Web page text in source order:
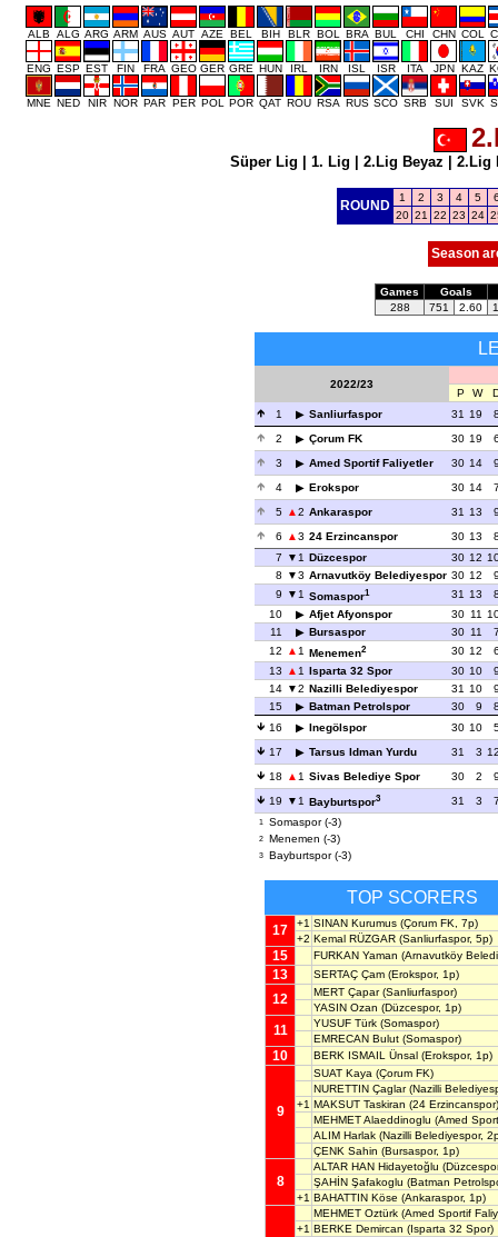
ALB ALG ARG ARM AUS AUT AZE BEL BIH BLR BOL BRA BUL CHI CHN COL
ENG ESP EST FIN FRA GEO GER GRE HUN IRL IRN ISL ISR ITA JPN KAZ
MNE NED NIR NOR PAR PER POL POR QAT ROU RSA RUS SCO SRB SUI SVK
Süper Lig 1. Lig 2.Lig Beyaz 2.Lig
ROUND
1 2 3 4 5
20 21 22 23 24
Season
Games
Goals
288
751 2.60
2022/23
P W
1
Sanliurfaspor 31 19
2
Çorum FK 30 19
3
Amed Sportif Faliyetler 30 14
4
Erokspor 30 14
5
2 Ankaraspor 31 13
6
3 24 Erzincanspor 30 13
7
1 Düzcespor 30 12
8
3 Arnavutköy Belediyespor 30 12
9
1 Somaspor1 31 13
10
Afjet Afyonspor 30 11
11
Bursaspor 30 11
12
1 Menemen2 30 12
13
1 Isparta 32 Spor 30 10
14
2 Nazilli Belediyespor 31 10
15
Batman Petrolspor 30 9
16
Inegölspor 30 10
17
Tarsus Idman Yurdu 31 3
18
1 Sivas Belediye Spor 30 2
19
1 Bayburtspor3 31 3
1 Somaspor (-3)
2 Menemen (-3)
3 Bayburtspor (-3)
TOP SCORERS
17 +1 SINAN Kurumus (Çorum FK, 7p)
+2 Kemal RÜZGAR (Sanliurfaspor, 5p)
15 FURKAN Yaman (Arnavutköy
13 SERTAÇ Çam (Erokspor, 1p)
12 MERT Çapar(Sanliurfaspor)
YASIN Ozan (Düzcespor, 1p)
11 YUSUF Türk (Somaspor)
EMRECAN Bulut (Somaspor)
10 BERK ISMAIL Ünsal (Erokspor, 1p)
9
SUAT Kaya (Çorum FK)
NURETTIN Çaglar(Nazilli
+1 MAKSUT Taskiran (24 Erzincanspor)
MEHMET Alaeddinoglu (Amed
ALIM Harlak (Nazilli Belediyespor,
ÇENK Sahin (Bursaspor, 1p)
8
ALTAR HAN Hidayetoğlu
ŞAHİN Şafakoglu (Batman
+1 BAHATTIN Köse (Ankaraspor, 1p)
MEHMET Oztürk (Amed Sportif
+1 BERKE Demircan (Isparta 32 Spor)